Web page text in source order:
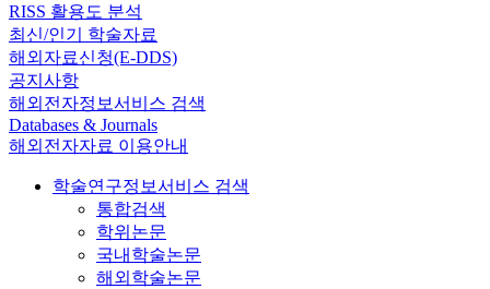
RISS 활용도 분석
최신/인기 학술자료
해외자료신청(E-DDS)
공지사항
해외전자정보서비스 검색
Databases & Journals
해외전자자료 이용안내
학술연구정보서비스 검색
통합검색
학위논문
국내학술논문
해외학술논문